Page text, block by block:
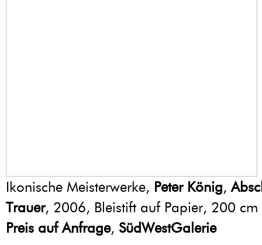
Ikonische Meisterwerke, Peter König,
Trauer, 2006, Bleistift auf Papier, 200
Preis auf Anfrage, SüdWestGalerie